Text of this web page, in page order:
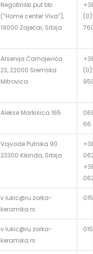
Negotinski put bb
(“Home center Viva”),
19000 Zaječar, Srbija
Arsenija Čarnojevića
23, 22000 Sremska
Mitrovica
Alekse Markisica 165
66
Vojvode Putnika 90
23300 Kikinda, Srbija
v.lukic@ru.zorka-
keramika.rs
v.lukic@ru.zorka-
keramika.rs